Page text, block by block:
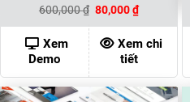
600,000₫ Giá
gốc
là:
600,000 ₫.
80,000₫Giá
hiện
tại
là:
80,000 ₫.
Xem
Demo
Xem chi
tiết